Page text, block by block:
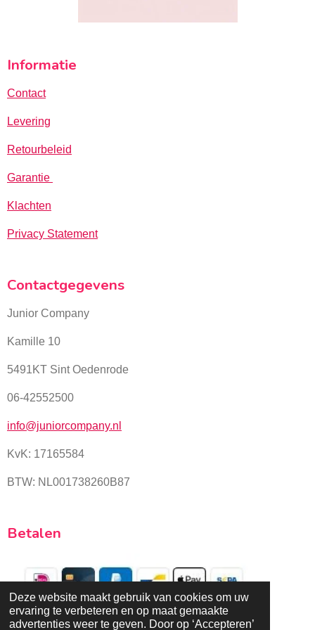
Deze website maakt gebruik van cookies om uw
ervaring te verbeteren en op maat gemaakte
advertenties weer te geven. Door op ‘Accepteren’
Informatie
Contact
Levering
Retourbeleid
Garantie
Klachten
Privacy Statement
Contactgegevens
Junior Company
Kamille 10
5491KT Sint Oedenrode
06-42552500
info@juniorcompany.nl
KvK: 17165584
BTW: NL001738260B87
Betalen
© 2025 - 2026 Juniorcompany.nl